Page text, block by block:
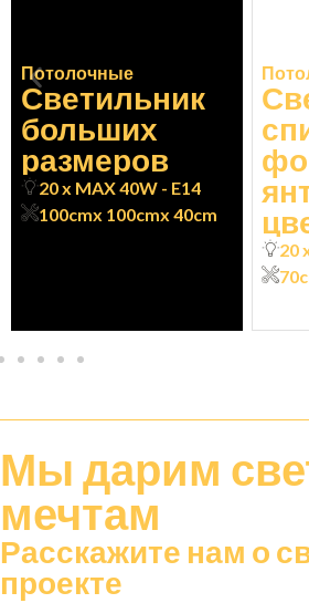
Потолочные
Светильник
больших
размеров
20 x MAX 40W - E14
100cmx 100cmx 40cm
20
Мы дарим
мечтам
Расскажите нам о
проекте